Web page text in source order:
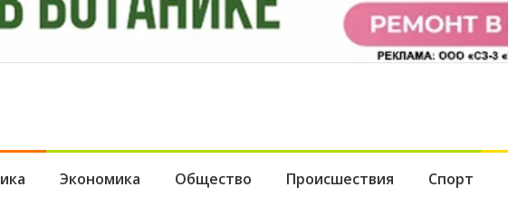
Экономика Общество Происшествия Спорт